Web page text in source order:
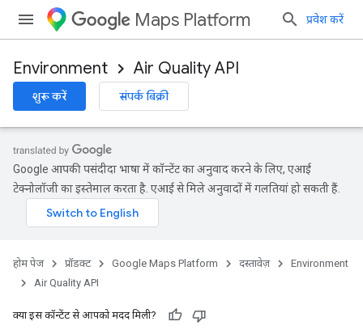
Maps Platform प्रवेश करें
Environment Air Quality API
शुरू करें संपर्क बिक्री
Google आपकी पसंदीदा भाषा में कॉन्टेंट का अनुवाद करने के लिए, एआई
टेक्नोलॉजी का इस्तेमाल करता है. एआई से मिले अनुवादों में गलतियां हो सकती हैं.
होम पेज प्रॉडक्ट Google Maps Platform दस्तावेज़
Environment
Air Quality API
क्या इस कॉन्टेंट से आपको मदद मिली?